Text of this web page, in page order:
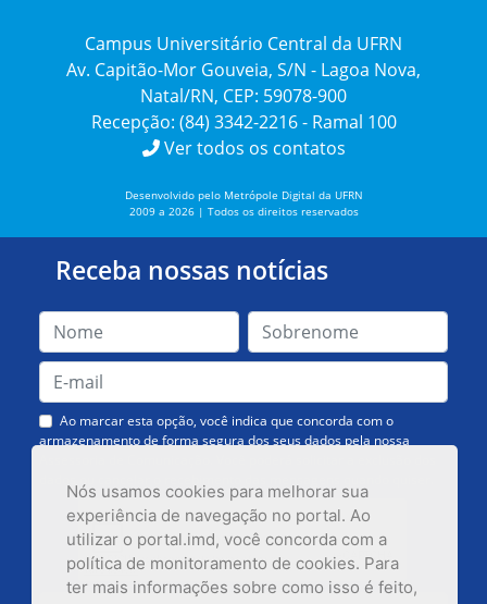
Nós usamos cookies para melhorar sua
experiência de navegação no portal. Ao
utilizar o portal.imd, você concorda com a
política de monitoramento de cookies. Para
ter mais informações sobre como isso é feito,
Campus Universitário Central da UFRN
Av. Capitão-Mor Gouveia, S/N - Lagoa Nova,
Natal/RN, CEP: 59078-900
Recepção: (84) 3342-2216 - Ramal 100
Ver todos os contatos
Desenvolvido pelo Metrópole Digital da UFRN
2009 a 2026 | Todos os direitos reservados
Receba nossas notícias
Ao marcar esta opção, você indica que concorda com o
armazenamento de forma segura dos seus dados pela nossa